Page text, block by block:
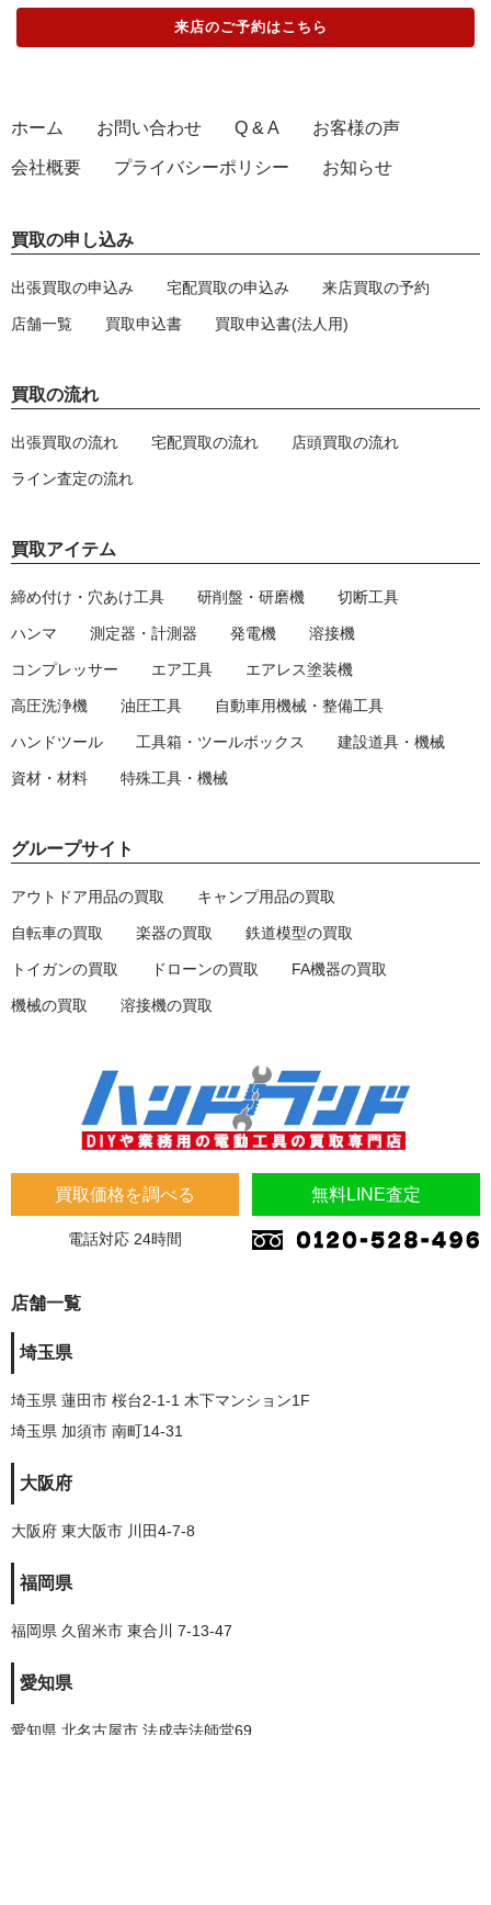
来店のご予約はこちら
買取価格を調べる 無料LINE査定
電話対応 24時間
店舗一覧
埼玉県
埼玉県 蓮田市 桜台2-1-1 木下マンション1F
埼玉県 加須市 南町14-31
大阪府
大阪府 東大阪市 川田4-7-8
福岡県
福岡県 久留米市 東合川 7-13-47
愛知県
愛知県 北名古屋市 法成寺法師堂69
ホーム お問い合わせ Q & A お客様の声
会社概要 プライバシーポリシー お知らせ
買取の申し込み
出張買取の申込み 宅配買取の申込み 来店買取の予約
店舗一覧 買取申込書 買取申込書(法人用)
買取の流れ
出張買取の流れ 宅配買取の流れ 店頭買取の流れ
ライン査定の流れ
買取アイテム
締め付け・穴あけ工具 研削盤・研磨機 切断工具
ハンマ 測定器・計測器 発電機 溶接機
コンプレッサー エア工具 エアレス塗装機
高圧洗浄機 油圧工具 自動車用機械・整備工具
ハンドツール 工具箱・ツールボックス 建設道具・機械
資材・材料 特殊工具・機械
グループサイト
アウトドア用品の買取 キャンプ用品の買取
自転車の買取 楽器の買取 鉄道模型の買取
トイガンの買取 ドローンの買取 FA機器の買取
機械の買取 溶接機の買取